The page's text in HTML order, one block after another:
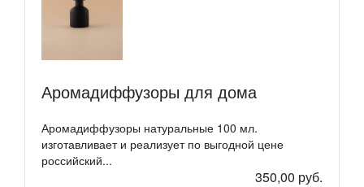
Аромадиффузоры для дома
Аромадиффузоры натуральные 100 мл.
изготавливает и реализует по выгодной цене
российский...
350,00 руб.